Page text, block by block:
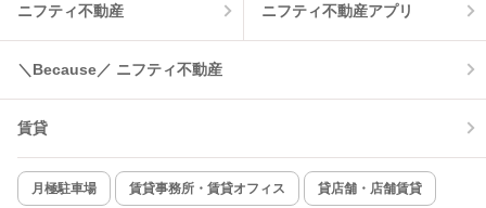
温水洗浄便座 オートロック
コンロ2口以上
新着のみ インターネット無料
ニフティ不動産 ニフティ不動産アプリ
＼Because／ ニフティ不動産
賃貸
月極駐車場 賃貸事務所・賃貸オフィス 貸店舗・店舗賃貸